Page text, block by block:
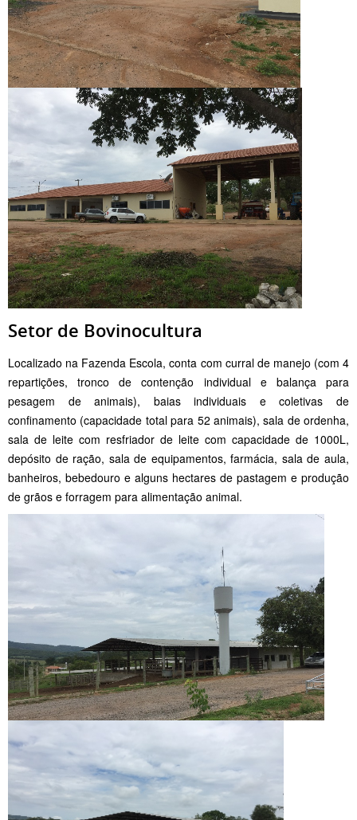
Setor de Bovinocultura
Localizado na Fazenda Escola, conta com curral de manejo (com 4
repartições, tronco de contenção individual e balança para
pesagem de animais), baias individuais e coletivas de
confinamento (capacidade total para 52 animais), sala de ordenha,
sala de leite com resfriador de leite com capacidade de 1000L,
depósito de ração, sala de equipamentos, farmácia, sala de aula,
banheiros, bebedouro e alguns hectares de pastagem e produção
de grãos e forragem para alimentação animal.